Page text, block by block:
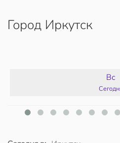
Перейти к содержимому
Город Иркутск
Вс